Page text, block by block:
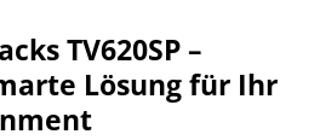
TV620SP –
Lösung für Ihr